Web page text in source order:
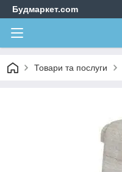
Будмаркет.com
Товари та послуги